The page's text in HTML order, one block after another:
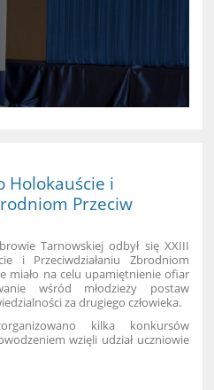
Holokauście i
Przeciw
Tarnowskiej odbył się XXIII
i Przeciwdziałaniu Zbrodniom
miało na celu upamiętnienie ofiar
wśród młodzieży postaw
za drugiego człowieka.
kilka konkursów
wzięli udział uczniowie